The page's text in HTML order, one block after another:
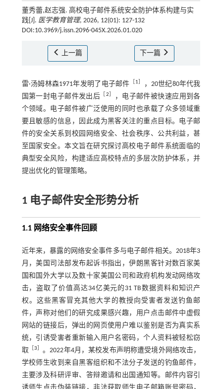
董秀蕾,赵志强. 高校电子邮件系统安全防护体系构建与实
践[J]. 医学教育管理, 2026, 12(01): 127-132
DOI:10.3969/j.issn.2096-045X.2026.01.020
上一篇 下一篇
雷·汤姆林森1971年发明了电子邮件 ［1］
，20世纪80年代我
国第一封电子邮件发出后 ［2］
，电子邮件被快速应用到各
个领域。电子邮件被广泛使用的同时也承载了众多领域重
要且敏感的信息，因此成为黑客关注的重点目标。电子邮
件的安全关系到校园网络安全、社会秩序、公共利益，甚
至国家安全。本文旨在研究探讨高校电子邮件系统面临的
典型安全风险，构建适应高校特点的多层次防护体系，并
提出优化的管理策略。
1 电子邮件安全形势分析
1.1 网络安全事件回顾
近年来，暴露的网络安全事件多与电子邮件相关。2018年3
月，美国司法部发布起诉书指出，伊朗黑客针对数百家美
国和国外大学以及数十家美国公司和政府机构发动网络攻
击，盗取了价值高达34亿美元的31 TB数据资料和知识产
权。这些黑客冒充其他大学的教授向受害者发送钓鱼邮
件，声称对他们的研究成果感兴趣，用户点击邮件中虚假
网站的链接后，弹出的网页使用户难以鉴别是否为真实系
统，引诱受害者重新输入用户名密码，个人资料被轻松窃
取 ［3］ 。2022年4月，某校发布声明称遭受境外网络攻击，
学校师生收到来自黑客组织和不法分子发送的钓鱼邮件，
主要涉及科研评审、答辩邀请和出国通知等。邮件内容引